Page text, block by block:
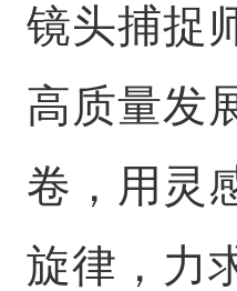
镜头捕捉
高质量发
卷，用灵
旋律，力